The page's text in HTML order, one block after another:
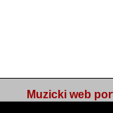
Muzicki web